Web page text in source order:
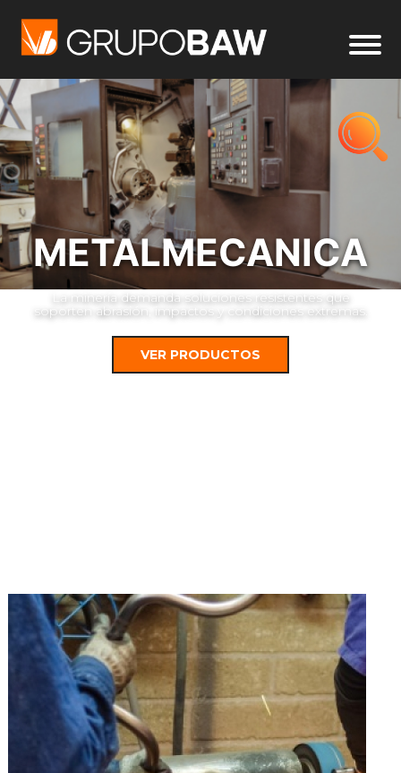
METALMECANICA
La minería demanda soluciones resistentes que
soporten abrasión, impactos y condiciones extremas.
VER PRODUCTOS